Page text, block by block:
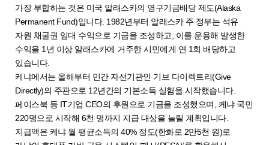
가장 부합하는 것은 미국 알래스카의 영구기금배당 제도(Alaska
Permanent Fund)입니다. 1982년부터 알래스카 주 정부는 석유
자원 채굴권 임대 수익으로 기금을 조성하고, 이를 운용해 발생한
수익을 1년 이상 알래스카에 거주한 시민에게 연 1회 배당하고
있습니다.
케냐에서는 올해부터 민간 자선기관인 기브 다이렉트리(Give
Directly)의 주관으로 12년간의 기본소득 실험을 시작했습니다.
페이스북 등 IT기업 CEO의 후원으로 기금을 조성했으며, 케냐 국민
220명으로 시작해 6천 명까지 지급 대상을 늘릴 계획입니다.
지급액은 케냐 월 평균소득의 40% 정도(한화로 2만5천 원)로